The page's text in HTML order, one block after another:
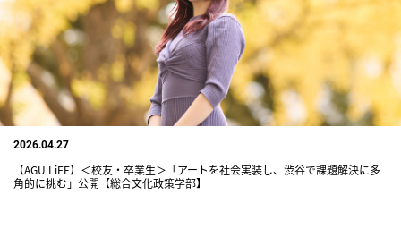
2026.04.27
【AGU LiFE】＜校友・卒業生＞「アートを社会実装し、渋谷で課題解決に多
角的に挑む」公開【総合文化政策学部】